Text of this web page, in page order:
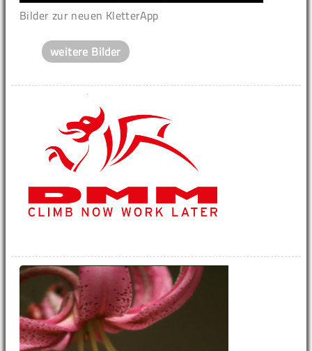
Bilder zur neuen KletterApp
weitere Bilder